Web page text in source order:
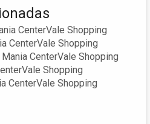
CenterVale Shopping
CenterVale Shopping
CenterVale Shopping
Shopping
CenterVale Shopping